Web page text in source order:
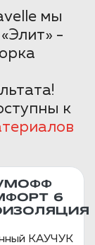
мы
-
к
6
КАУЧУК